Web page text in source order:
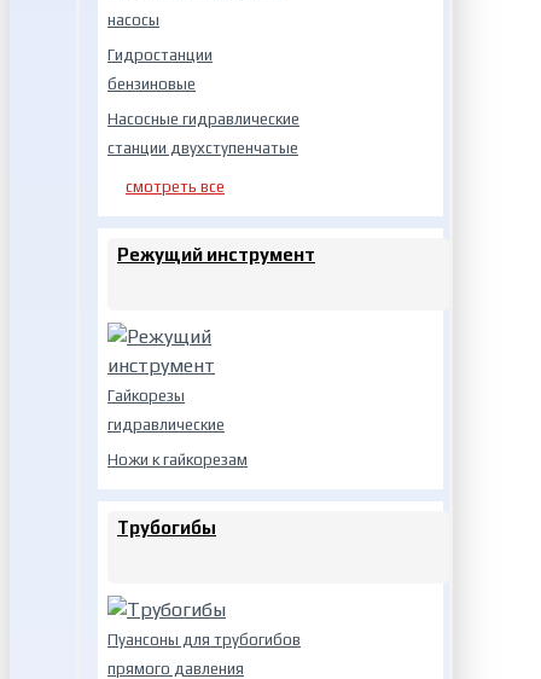
насосы
Гидростанции
бензиновые
Насосные гидравлические
станции двухступенчатые
смотреть все
Режущий инструмент
Гайкорезы
гидравлические
Ножи к гайкорезам
Трубогибы
Пуансоны для трубогибов
прямого давления